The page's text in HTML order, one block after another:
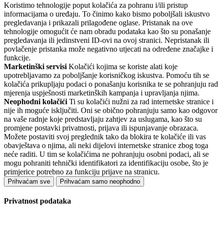
Koristimo tehnologije poput kolačića za pohranu i/ili pristup
informacijama o uređaju. To činimo kako bismo poboljšali iskustvo
pregledavanja i prikazali prilagođene oglase. Pristanak na ove
tehnologije omogućit će nam obradu podataka kao što su ponašanje
pregledavanja ili jedinstveni ID-ovi na ovoj stranici. Nepristanak ili
povlačenje pristanka može negativno utjecati na određene značajke i
funkcije.
Marketinški servisi Kolačići kojima se koriste alati koje
upotrebljavamo za poboljšanje korisničkog iskustva. Pomoću tih se
kolačića prikupljaju podaci o ponašanju korisnika te se pohranjuju
mjerenja uspješnosti marketinških kampanja i upravljanja njima.
Neophodni kolačići Ti su kolačići nužni za rad internetske stranice i
nije ih moguće isključiti. Oni se obično pohranjuju samo kao odgovor
na vaše radnje koje predstavljaju zahtjev za uslugama, kao što su
promjene postavki privatnosti, prijava ili ispunjavanje obrazaca.
Možete postaviti svoj preglednik tako da blokira te kolačiće ili vas
obavještava o njima, ali neki dijelovi internetske stranice zbog toga
neće raditi. U tim se kolačićima ne pohranjuju osobni podaci, ali se
mogu pohraniti tehnički identifikatori za identifikaciju osobe, što je
primjerice potrebno za funkciju prijave na stranicu.
Prihvaćam sve Prihvaćam samo neophodno
Privatnost podataka